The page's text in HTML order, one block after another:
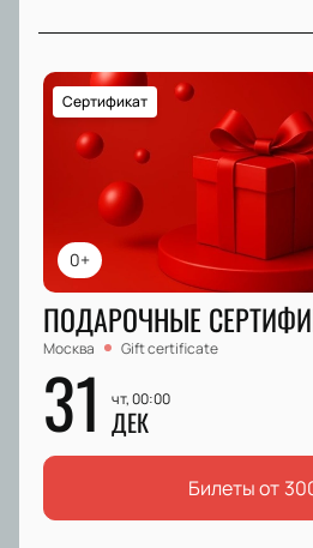
0+
Сертификат
ПОДАРОЧНЫЕ
Москва Gift certificate
31 чт, 00:00
ДЕК
Билеты от